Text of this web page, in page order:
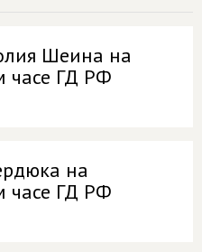
Шеина на
часе ГД РФ
на
часе ГД РФ